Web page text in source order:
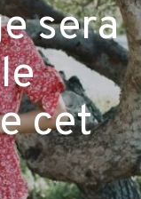
sera
cet